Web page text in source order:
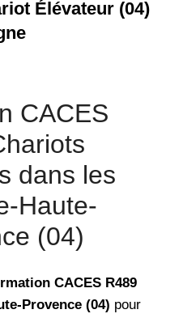
Élévateur (04)
CACES
dans les
Haute-
(04)
CACES R489
Provence (04) pour